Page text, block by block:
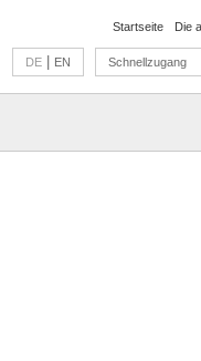
Startseite Die
DE EN Schnellzugang